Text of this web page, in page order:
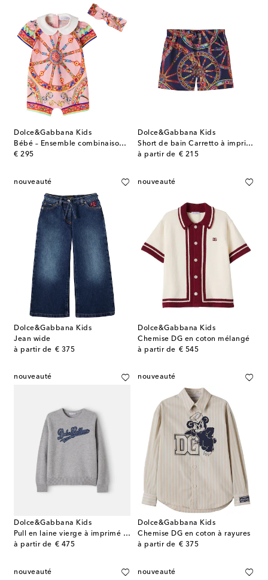
Dolce&Gabbana Kids
Bébé – Ensemble combinaison et bandeau Carretto en coton
€ 295
original price
Dolce&Gabbana Kids
Short de bain Carretto à imprimé
à partir de € 215
original price
nouveauté
Dolce&Gabbana Kids
Jean wide
à partir de € 375
original price
nouveauté
Dolce&Gabbana Kids
Chemise DG en coton mélangé
à partir de € 545
original price
nouveauté
Dolce&Gabbana Kids
Pull en laine vierge à imprimé logo
à partir de € 475
original price
nouveauté
Dolce&Gabbana Kids
Chemise DG en coton à rayures
à partir de € 375
original price
nouveauté nouveauté